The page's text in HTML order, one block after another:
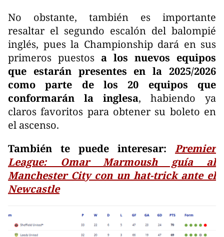
No obstante, también es importante
resaltar el segundo escalón del balompié
inglés, pues la Championship dará en sus
primeros puestos a los nuevos equipos
que estarán presentes en la 2025/2026
como parte de los 20 equipos que
conformarán la inglesa, habiendo ya
claros favoritos para obtener su boleto en
el ascenso.
También te puede interesar: Premier
League: Omar Marmoush guía al
Manchester City con un hat-trick ante el
Newcastle